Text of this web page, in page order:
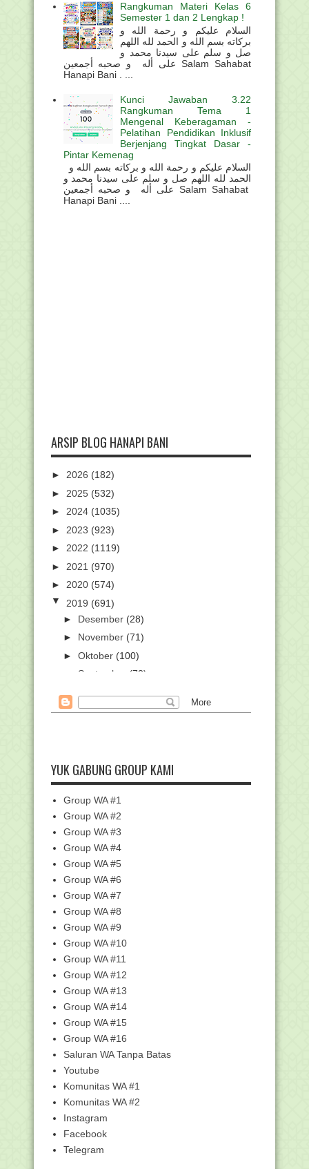
Rangkuman Materi Kelas 6
Semester 1 dan 2 Lengkap !
السلام عليكم و رحمة الله و
بركاته بسم الله و الحمد لله اللهم
صل و سلم على سيدنا محمد و
على أله و صحبه أجمعين Salam Sahabat
Hanapi Bani . ...
Kunci Jawaban 3.22
Rangkuman Tema 1
Mengenal Keberagaman -
Pelatihan Pendidikan Inklusif
Berjenjang Tingkat Dasar -
Pintar Kemenag
الحمد لله اللهم صل و سلم على سيدنا محمد و
على أله و صحبه أجمعين Salam Sahabat
Hanapi Bani ....
ARSIP BLOG HANAPI BANI
► 2026 (182)
► 2025 (532)
► 2024 (1035)
► 2023 (923)
► 2022 (1119)
► 2021 (970)
► 2020 (574)
▼ 2019 (691)
► Desember (28)
► November (71)
► Oktober (100)
September
(78)
►Juli(42)
►April(39)
▼Maret(62)
PR: Antara Penghambat dan Pendorong
Siswa
Sayembara Desain Logo Peringatan
Hari Pendidikan N...
Manfaat Lain dari PR Anak
Pemutakhiran Data Emis Semester
Genap Tahun Pelaja...
12 Ketentuan Terbaru dalan UU
Penyelenggaraan Ibad...
Informasi Lowongan Kerja sebagai Vice
Chancellor o...
KMA No. 92 Tahun 2019 tentang
Pedoman Layanan Info...
Kemendikbud Bakal Rubah Pola
Pengangkatan Kepala S...
Kebakaran di HSU, Desa Nelayan
Cara Input Siswa Baru Dari Madrasah
Lulusan Satu T...
Biografi Prof. Dr. KH. Ahmad Syarwani
Zuhri Al Ban...
Menag: Penelitian Adalah Jihad,
Kemenag Segera Asesmen Ulang
Pejabat dan Bentuk Ma...
YUK GABUNG GROUP KAMI
Group WA #1
Group WA #2
Group WA #3
Group WA #4
Group WA #5
Group WA #6
Group WA #7
Group WA #8
Group WA #9
Group WA #10
Group WA #11
Group WA #12
Group WA #13
Group WA #14
Group WA #15
Group WA #16
Saluran WA Tanpa Batas
Youtube
Komunitas WA #1
Komunitas WA #2
Instagram
Facebook
Telegram